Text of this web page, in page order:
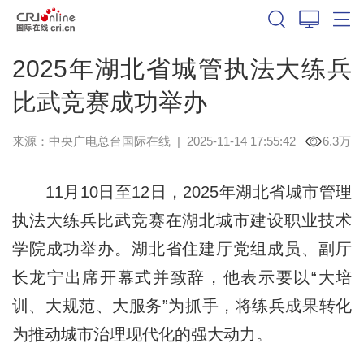
2025年湖北省城管执法大练兵
比武竞赛成功举办
来源： 中央广电总台国际在线| 2025-11-14 17:55:42 6.3万
11月10日至12日，2025年湖北省城市管理
执法大练兵比武竞赛在湖北城市建设职业技术
学院成功举办。湖北省住建厅党组成员、副厅
长龙宁出席开幕式并致辞，他表示要以“大培
训、大规范、大服务”为抓手，将练兵成果转化
为推动城市治理现代化的强大动力。